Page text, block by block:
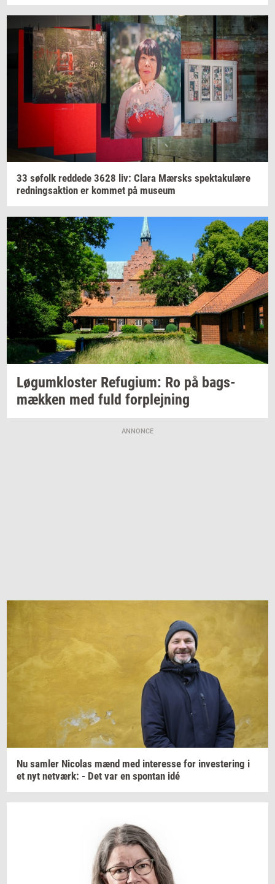
33 sø­folk red­de­de 3628 liv: Clara Mær­sks spek­taku­læ­re
red­nings­ak­tion er kom­met på mu­se­um
Løgum­klo­ster Re­fu­gi­um: Ro på bags­
mæk­ken med fuld for­plej­ning
ANNONCE
Nu sam­ler Ni­co­las mænd med in­ter­es­se for in­ve­ste­ring i
et nyt net­værk: - Det var en spon­tan idé